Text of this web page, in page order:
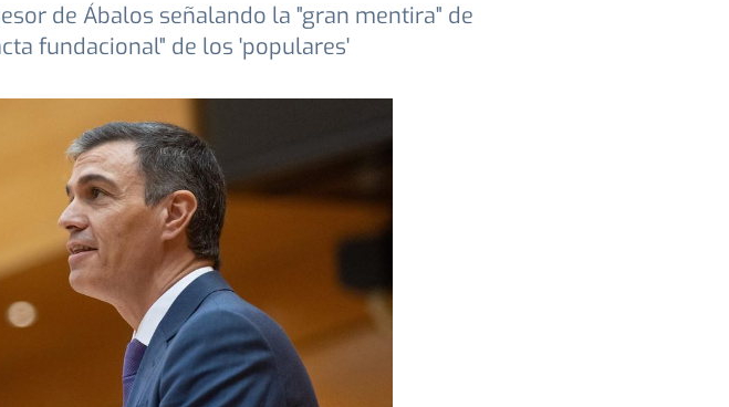
de Ábalos señalando la "gran mentira" de
fundacional" de los 'populares'